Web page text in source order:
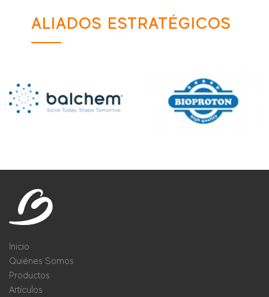
ALIADOS ESTRATÉGICOS
Inicio
Quiénes Somos
Productos
Artículos